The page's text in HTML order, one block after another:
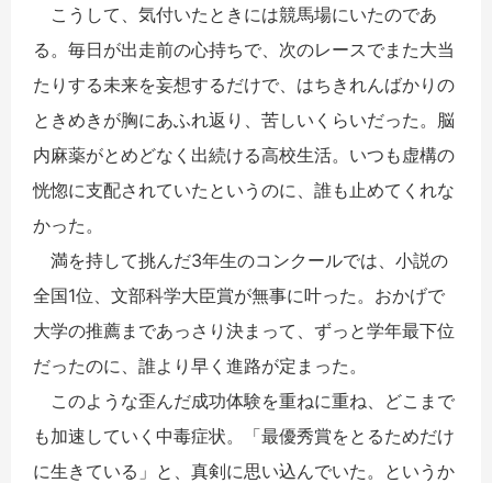
こうして、気付いたときには競馬場にいたのであ
る。毎日が出走前の心持ちで、次のレースでまた大当
たりする未来を妄想するだけで、はちきれんばかりの
ときめきが胸にあふれ返り、苦しいくらいだった。脳
内麻薬がとめどなく出続ける高校生活。いつも虚構の
恍惚に支配されていたというのに、誰も止めてくれな
かった。
満を持して挑んだ3年生のコンクールでは、小説の
全国1位、文部科学大臣賞が無事に叶った。おかげで
大学の推薦まであっさり決まって、ずっと学年最下位
だったのに、誰より早く進路が定まった。
このような歪んだ成功体験を重ねに重ね、どこまで
も加速していく中毒症状。「最優秀賞をとるためだけ
に生きている」と、真剣に思い込んでいた。というか